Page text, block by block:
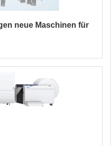
neue Maschinen für